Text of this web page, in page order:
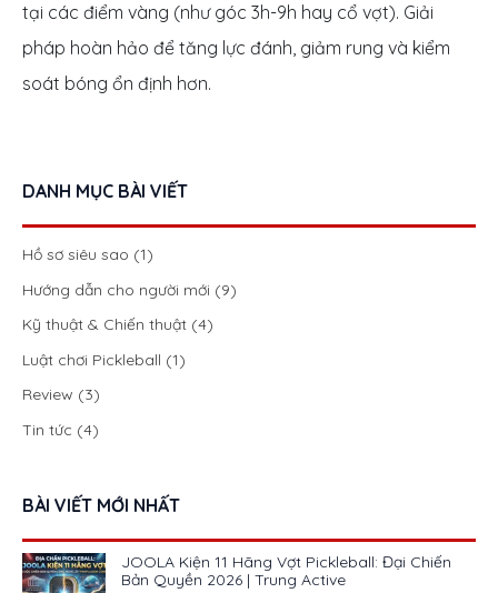
tại các điểm vàng (như góc 3h-9h hay cổ vợt). Giải
pháp hoàn hảo để tăng lực đánh, giảm rung và kiểm
soát bóng ổn định hơn.
DANH MỤC BÀI VIẾT
Hồ sơ siêu sao (1)
Hướng dẫn cho người mới (9)
Kỹ thuật & Chiến thuật (4)
Luật chơi Pickleball (1)
Review (3)
Tin tức (4)
BÀI VIẾT MỚI NHẤT
JOOLA Kiện 11 Hãng Vợt Pickleball: Đại Chiến
Bản Quyền 2026 | Trung Active